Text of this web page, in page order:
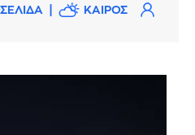
ΚΑΙΡΟΣ